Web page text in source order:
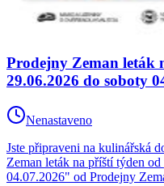
Prodejny Zeman leták
29.06.2026 do soboty
Nenastaveno
Jste připraveni na kulinářská
Zeman leták na příští týden
04.07.2026" od Prodejny